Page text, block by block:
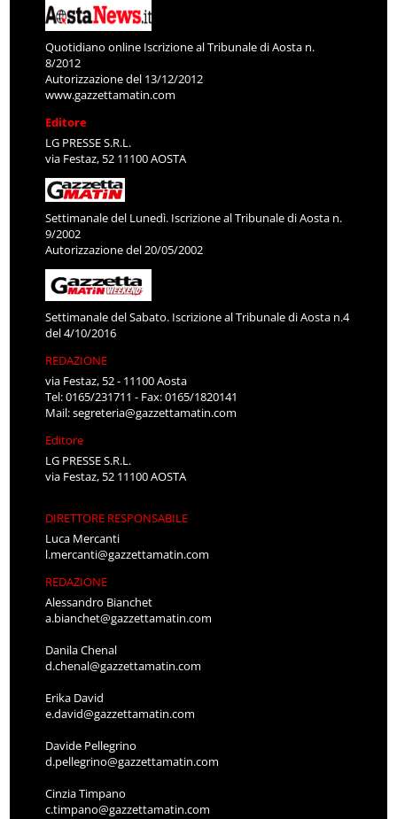
Quotidiano online Iscrizione al Tribunale di Aosta n.
8/2012
Autorizzazione del 13/12/2012
www.gazzettamatin.com
Editore
LG PRESSE S.R.L.
via Festaz, 52 11100 AOSTA
Settimanale del Lunedì. Iscrizione al Tribunale di Aosta n.
9/2002
Autorizzazione del 20/05/2002
Settimanale del Sabato. Iscrizione al Tribunale di Aosta n.4
del 4/10/2016
REDAZIONE
via Festaz, 52 - 11100 Aosta
Tel: 0165/231711 - Fax: 0165/1820141
Mail:segreteria@gazzettamatin.com
Editore
LG PRESSE S.R.L.
via Festaz, 52 11100 AOSTA
DIRETTORE RESPONSABILE
Luca Mercanti
l.mercanti@gazzettamatin.com
REDAZIONE
Alessandro Bianchet
a.bianchet@gazzettamatin.com
Danila Chenal
d.chenal@gazzettamatin.com
Erika David
e.david@gazzettamatin.com
Davide Pellegrino
d.pellegrino@gazzettamatin.com
Cinzia Timpano
c.timpano@gazzettamatin.com